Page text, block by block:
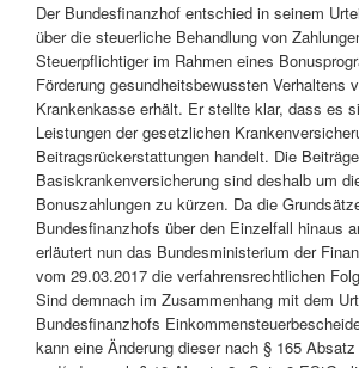
Der Bundesfinanzhof entschied in seinem
über die steuerliche Behandlung von
Steuerpflichtiger im Rahmen eines
Förderung gesundheitsbewussten Verhaltens
Krankenkasse erhält. Er stellte klar, dass es
Leistungen der gesetzlichen
Beitragsrückerstattungen handelt. Die
Basiskrankenversicherung sind deshalb um
Bonuszahlungen zu kürzen. Da die
Bundesfinanzhofs über den Einzelfall hinaus
erläutert nun das Bundesministerium der
vom 29.03.2017 die verfahrensrechtlichen
Sind demnach im Zusammenhang mit dem
Bundesfinanzhofs
kann eine Änderung dieser nach § 165